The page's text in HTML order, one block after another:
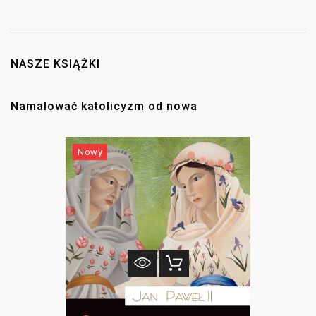
polskim romantyzmem. W zbiorze znajdziemy nie tylko słynne
teksty z lat młodości, listy do redakcji i do przyjaciół oraz nieco dziś
NASZE KSIĄŻKI
Namalować katolicyzm od nowa
Nowy